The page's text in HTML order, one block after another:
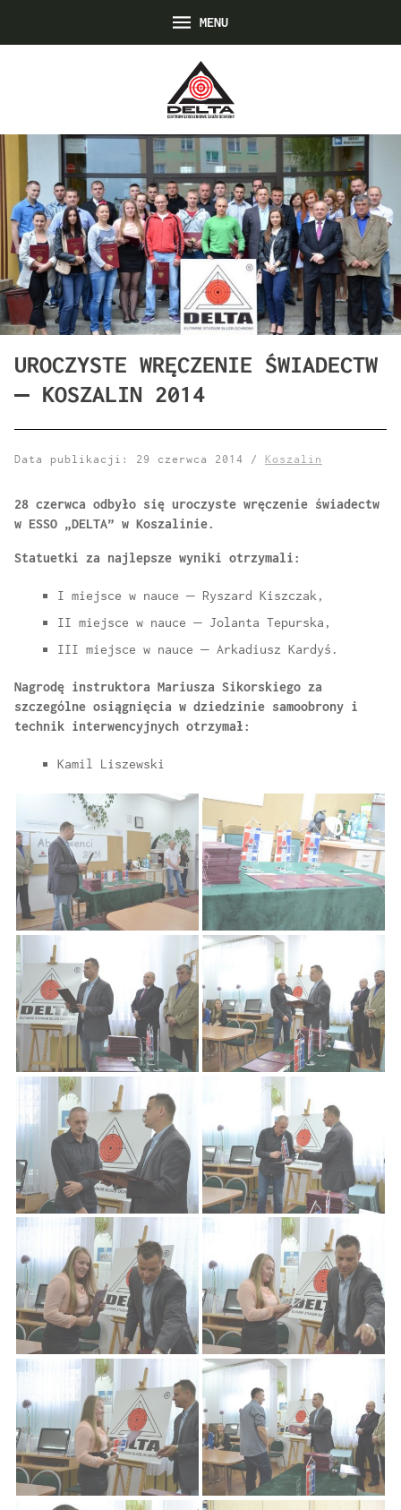
MENU
UROCZYSTE WRĘCZENIE ŚWIADECTW
– KOSZALIN 2014
Data publikacji: 29 czerwca 2014 / Koszalin
28 czerwca odbyło się uroczyste wręczenie świadectw
w ESSO „DELTA” w Koszalinie.
Statuetki za najlepsze wyniki otrzymali:
I miejsce w nauce – Ryszard Kiszczak,
II miejsce w nauce – Jolanta Tepurska,
III miejsce w nauce – Arkadiusz Kardyś.
Nagrodę instruktora Mariusza Sikorskiego za
szczególne osiągnięcia w dziedzinie samoobrony i
technik interwencyjnych otrzymał:
Kamil Liszewski